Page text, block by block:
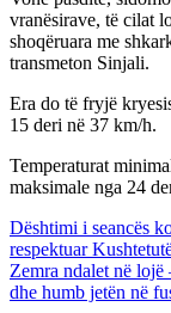
vranësirave, të cilat
shoqëruara me
transmeton Sinjali.
Era do të fryjë
15 deri në 37 km/h.
Temperaturat
maksimale nga 24
Lëvizje
te
postimet
Dështimi i seancës
respektuar
Zemra ndalet në
dhe humb jetën në